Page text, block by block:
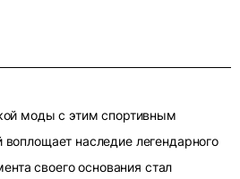
моды с этим спортивным
наследие легендарного
своего основания стал